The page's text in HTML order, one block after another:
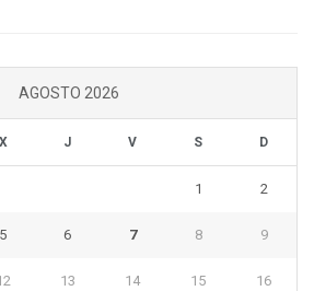
AGOSTO 2026
X J V S D
1 2
5 6 7 8 9
13 14 15 16